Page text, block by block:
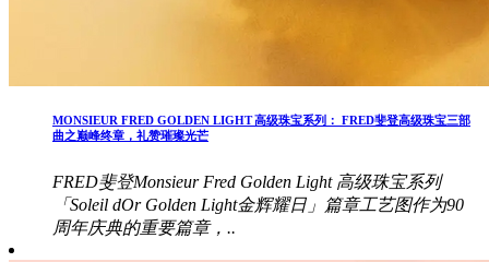
MONSIEUR FRED GOLDEN LIGHT 高级珠宝系列： FRED斐登高级珠宝三部
曲之巅峰终章，礼赞璀璨光芒
FRED斐登Monsieur Fred Golden Light 高级珠宝系列
「Soleil dOr Golden Light金辉耀日」篇章工艺图作为90
周年庆典的重要篇章，..